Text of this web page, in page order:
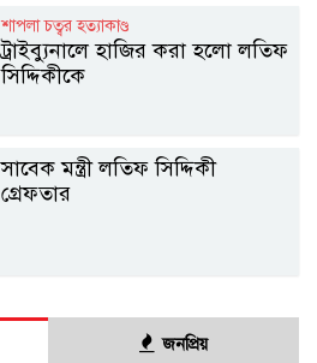
শাপলা চত্বর হত্যাকাণ্ড
ট্রাইব্যুনালে হাজির করা হলো লতিফ
সিদ্দিকীকে
সাবেক মন্ত্রী লতিফ সিদ্দিকী
গ্রেফতার
জনপ্রিয়